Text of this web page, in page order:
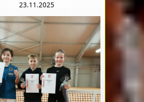
23.11.2025